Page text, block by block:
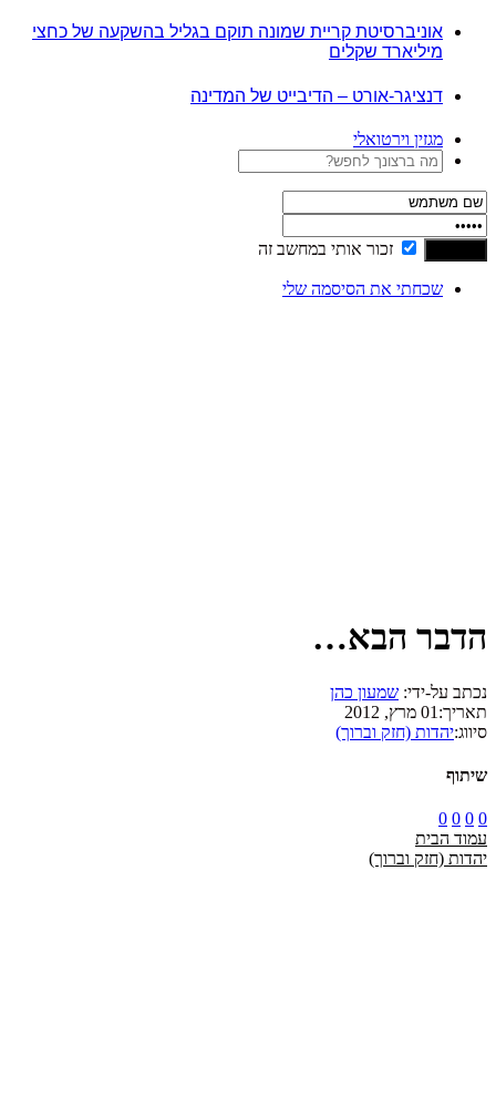
אוניברסיטת קריית שמונה תוקם בגליל בהשקעה של כחצי
מיליארד שקלים
דנציגר-אורט – הדיבייט של המדינה
מגזין וירטואלי
זכור אותי במחשב זה
שכחתי את הסיסמה שלי
הדבר הבא…
נכתב על-ידי: שמעון כהן
תאריך: 01 מרץ, 2012
סיווג:יהדות (חזק וברוך)
שיתוף
0
0
0
0
עמוד הבית
יהדות (חזק וברוך)